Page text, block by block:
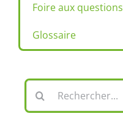
Foire aux questions
Glossaire
Rechercher: